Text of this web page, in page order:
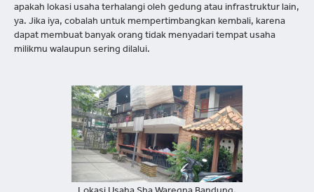
apakah lokasi usaha terhalangi oleh gedung atau infrastruktur lain,
ya. Jika iya, cobalah untuk mempertimbangkan kembali, karena
dapat membuat banyak orang tidak menyadari tempat usaha
milikmu walaupun sering dilalui.